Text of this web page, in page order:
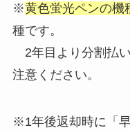
※黄色蛍光ペンの機
種です。
2年目より分割払
注意ください。
※1年後返却時に「